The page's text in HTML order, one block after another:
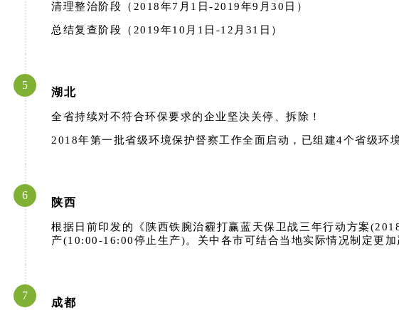
清理整治阶段（2018年7月1日-2019年9月30日）
总结复查阶段（2019年10月1日-12月31日）
5
湖北
全省持续对不符合环保要求的企业坚决关停、拆除！
2018年第一批省级环境保护督察工作全面启动，已组建4个省级环
6
陕西
根据日前印发的《陕西铁腕治霾打赢蓝天保卫战三年行动方案
产(10:00-16:00停止生产)。关中各市可结合当地实际情况制定更加
7
成都